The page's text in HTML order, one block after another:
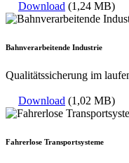
Download (1,24 MB)
Bahnverarbeitende Industrie
Qualitätssicherung im
Download (1,02 MB)
Fahrerlose Transportsysteme